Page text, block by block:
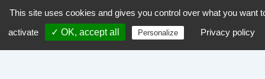
contenu
dZiGue
This site uses cookies and gives you control over what you want
activate
✓ OK, accept all Personalize Privacy policy